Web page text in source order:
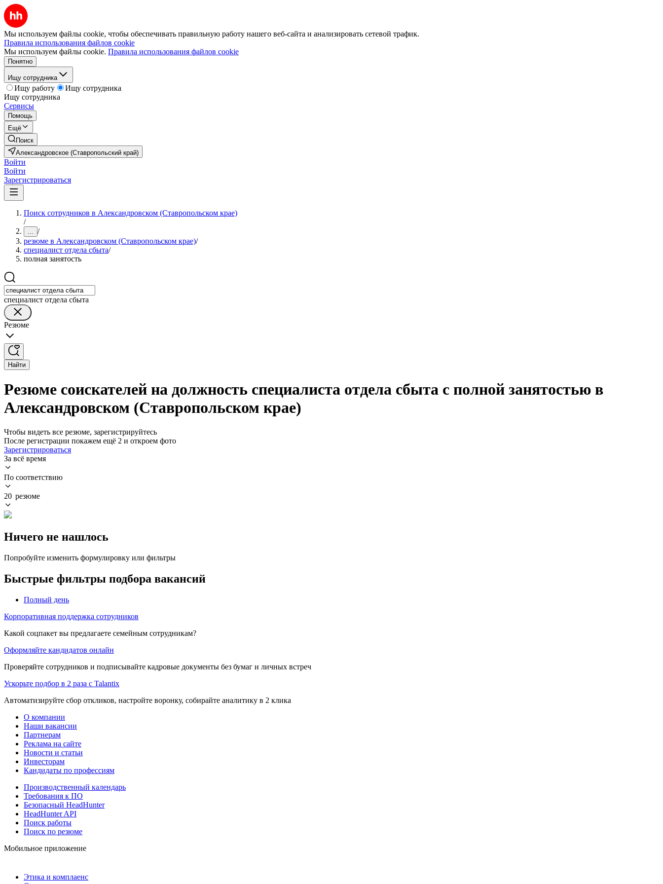
Мы используем файлы cookie, чтобы обеспечивать правильную работу нашего веб-сайта и анализировать сетевой трафик.
Правила использования файлов cookie
Мы используем файлы cookie. Правила использования файлов cookie
Понятно
Ищу сотрудника
Ищу работу
Ищу сотрудника
Ищу сотрудника
Сервисы
Помощь
Ещё
Поиск
Александровское (Ставропольский край)
Войти
Войти
Зарегистрироваться
Поиск сотрудников в Александровском (Ставропольском крае)
/
... /
резюме в Александровском (Ставропольском крае)/
специалист отдела сбыта/
полная занятость
специалист отдела сбыта
Резюме
Найти
Резюме соискателей на должность специалиста отдела сбыта с полной занятостью в
Александровском (Ставропольском крае)
Чтобы видеть все резюме, зарегистрируйтесь
После регистрации покажем ещё 2 и откроем фото
Зарегистрироваться
За всё время
По соответствию
20 резюме
Ничего не нашлось
Попробуйте изменить формулировку или фильтры
Быстрые фильтры подбора вакансий
Полный день
Корпоративная поддержка сотрудников
Какой соцпакет вы предлагаете семейным сотрудникам?
Оформляйте кандидатов онлайн
Проверяйте сотрудников и подписывайте кадровые документы без бумаг и личных встреч
Ускорьте подбор в 2 раза с Talantix
Автоматизируйте сбор откликов, настройте воронку, собирайте аналитику в 2 клика
О компании
Наши вакансии
Партнерам
Реклама на сайте
Новости и статьи
Инвесторам
Кандидаты по профессиям
Производственный календарь
Требования к ПО
Безопасный HeadHunter
HeadHunter API
Поиск работы
Поиск по резюме
Мобильное приложение
Этика и комплаенс